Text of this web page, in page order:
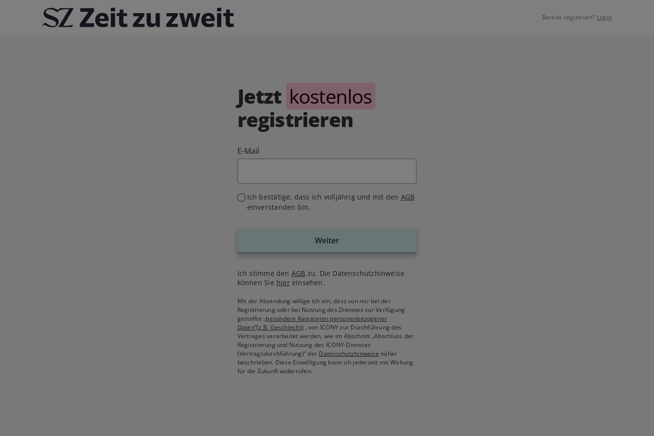
Bereits registriert? Login
Jetzt kostenlos
registrieren
E-Mail
Ich bestätige, dass ich volljährig und mit den AGB
einverstanden bin.
Weiter
Ich stimme den AGB zu. Die Datenschutzhinweise
können Sie hiereinsehen.
Mit der Absendung willige ich ein, dass von mir bei der
Registrierung oder bei Nutzung des Dienstes zur Verfügung
gestellte„besondere Kategorien personenbezogener
Daten“(z.B. Geschlecht) , von ICONY zur Durchführung des
Vertrages verarbeitet werden, wie im Abschnitt „Abschluss der
Registrierung und Nutzung des ICONY-Dienstes
(Vertragsdurchführung)“ der Datenschutzhinweise näher
beschrieben. Diese Einwilligung kann ich jederzeit mit Wirkung
für die Zukunft widerrufen.